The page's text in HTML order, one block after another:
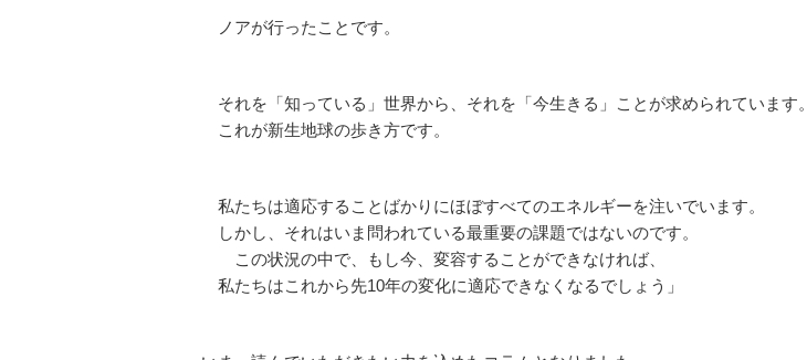
ノアが行ったことです。
それを「知っている」世界から、それを「今生きる」ことが求められています。
これが新生地球の歩き方です。
私たちは適応することばかりにほぼすべてのエネルギーを注いでいます。
しかし、それはいま問われている最重要の課題ではないのです。
この状況の中で、もし今、変容することができなければ、
私たちはこれから先10年の変化に適応できなくなるでしょう」